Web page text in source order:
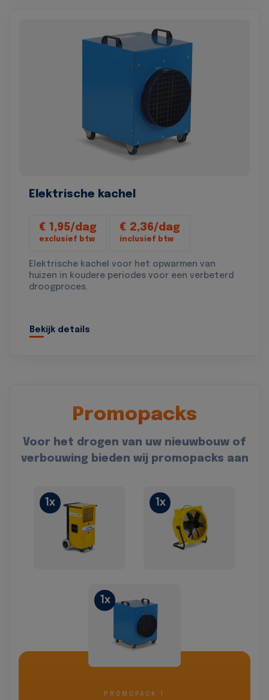
Elektrische kachel
€ 1,95/dag
exclusief btw
€ 2,36/dag
inclusief btw
Elektrische kachel voor het opwarmen van
huizen in koudere periodes voor een verbeterd
droogproces.
Bekijk details
Promopacks
Voor het drogen van uw nieuwbouw of
verbouwing bieden wij promopacks aan
1x 1x
1x
PROMOPACK 1